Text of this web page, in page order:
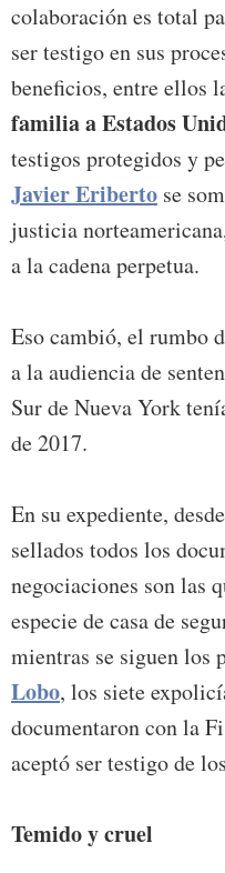
colaboración es total
ser testigo en sus
beneficios, entre ellos
familia a Estados
testigos protegidos y
Javier Eriberto se
justicia
a la cadena perpetua.
Eso cambió, el rumbo
a la audiencia de
Sur de Nueva York
de 2017.
En su expediente,
sellados todos los
negociaciones son las
especie de casa de
mientras se siguen los
Lobo, los siete
documentaron con la
aceptó ser testigo de
Temido y cruel